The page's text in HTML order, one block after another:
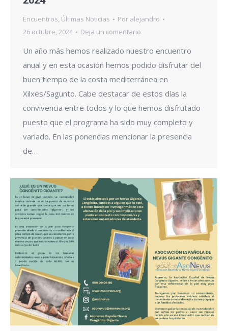
Encuentros, Últimas Noticias Por alejandro
26 octubre, 2024
Deja un comentario
Un año más hemos realizado nuestro encuentro
anual y en esta ocasión hemos podido disfrutar del
buen tiempo de la costa mediterránea en
Xilxes/Sagunto. Cabe destacar de estos días la
convivencia entre todos y lo que hemos disfrutado
puesto que el programa ha sido muy completo y
variado. En las ponencias mencionar la presencia
de…